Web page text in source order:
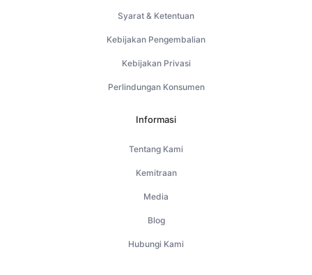
Syarat & Ketentuan
Kebijakan Pengembalian
Kebijakan Privasi
Perlindungan Konsumen
Informasi
Tentang Kami
Kemitraan
Media
Blog
Hubungi Kami